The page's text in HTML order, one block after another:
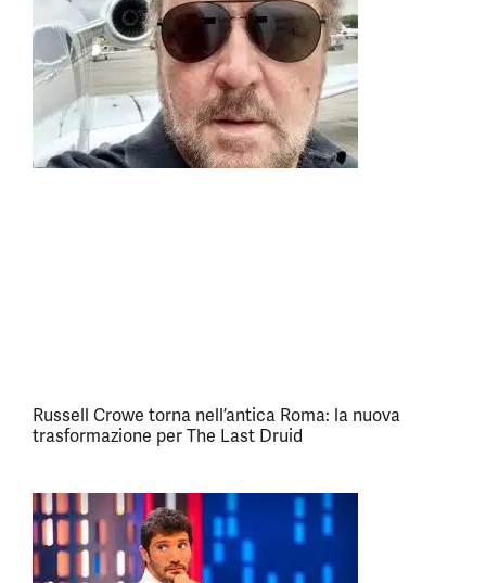
Russell Crowe torna nell’antica Roma: la nuova
trasformazione per The Last Druid